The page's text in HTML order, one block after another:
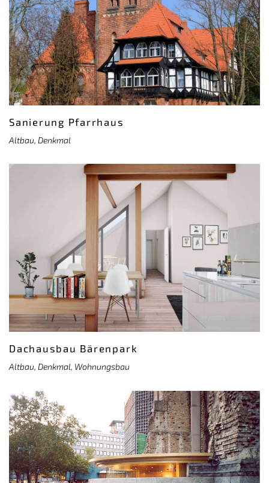
Sanierung Pfarrhaus
Altbau, Denkmal
Dachausbau Bärenpark
Altbau, Denkmal, Wohnungsbau